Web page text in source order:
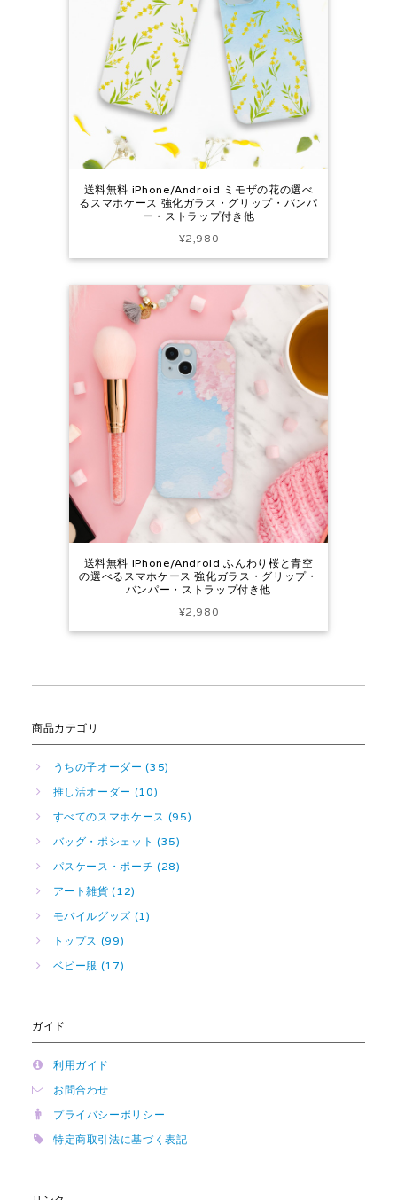
送料無料 iPhone/Android ミモザの花の選べ
るスマホケース 強化ガラス・グリップ・バンパ
ー・ストラップ付き他
¥2,980
送料無料 iPhone/Android ふんわり桜と青空
の選べるスマホケース 強化ガラス・グリップ・
バンパー・ストラップ付き他
¥2,980
商品カテゴリ
うちの子オーダー (35)
推し活オーダー (10)
すべてのスマホケース (95)
バッグ・ポシェット (35)
パスケース・ポーチ (28)
アート雑貨 (12)
モバイルグッズ (1)
トップス (99)
ベビー服 (17)
ガイド
利用ガイド
お問合わせ
プライバシーポリシー
特定商取引法に基づく表記